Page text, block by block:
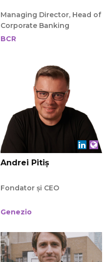
Managing Director, Head of
Corporate Banking
BCR
Andrei Pitiș
Fondator și CEO
Genezio